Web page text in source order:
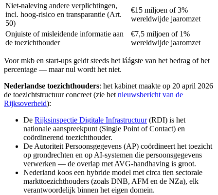
Niet-naleving andere verplichtingen,
incl. hoog-risico en transparantie (Art.
50)
€15 miljoen of 3%
wereldwijde jaaromzet
Onjuiste of misleidende informatie aan
de toezichthouder
€7,5 miljoen of 1%
wereldwijde jaaromzet
Voor mkb en start-ups geldt steeds het láágste van het bedrag of het
percentage — maar nul wordt het niet.
Nederlandse toezichthouders: het kabinet maakte op 20 april 2026
de toezichtstructuur concreet (zie het nieuwsbericht van de
Rijksoverheid):
De Rijksinspectie Digitale Infrastructuur(RDI) is het
nationale aanspreekpunt (Single Point of Contact) en
coördinerend toezichthouder.
De Autoriteit Persoonsgegevens (AP) coördineert het toezicht
op grondrechten en op AI-systemen die persoonsgegevens
verwerken — de overlap met AVG-handhaving is groot.
Nederland koos een hybride model met circa tien sectorale
markttoezichthouders (zoals DNB, AFM en de NZa), elk
verantwoordelijk binnen het eigen domein.